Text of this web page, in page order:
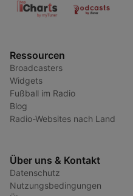
Ressourcen
Broadcasters
Widgets
Fußball im Radio
Blog
Radio-Websites nach Land
Über uns & Kontakt
Datenschutz
Nutzungsbedingungen